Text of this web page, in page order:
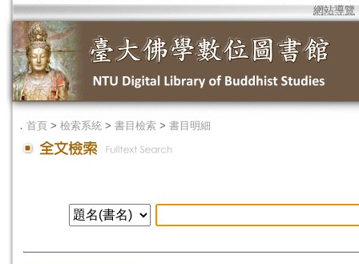
網站導覽
． 首頁 > 檢索系統 > 書目檢索 > 書目明細